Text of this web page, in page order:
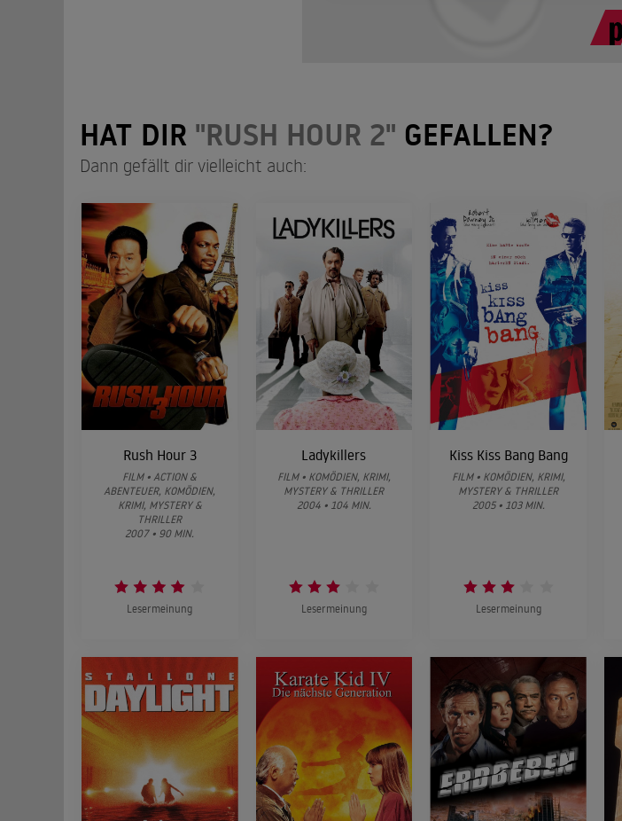
HAT DIR "RUSH HOUR 2" GEFALLEN?
Dann gefällt dir vielleicht auch:
Rush Hour 3
FILM • ACTION &
ABENTEUER, KOMÖDIEN,
KRIMI, MYSTERY &
THRILLER
2007 • 90 MIN.
Lesermeinung
Ladykillers
FILM • KOMÖDIEN, KRIMI,
MYSTERY & THRILLER
2004 • 104 MIN.
Lesermeinung
Kiss Kiss Bang Bang
FILM • KOMÖDIEN, KRIMI,
MYSTERY & THRILLER
2005 • 103 MIN.
Lesermeinung